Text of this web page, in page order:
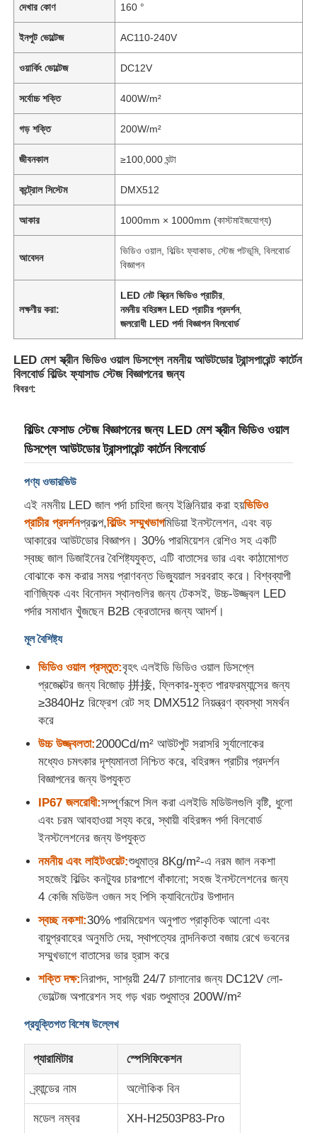
পণ্য
কারখানা ভ্রমণ
মান নিয়ন্ত্রণ
খবর
সব ক্ষেত্রেই
একটি উদ্ধৃতি অনুরোধ করুন
নেতৃত্বে জাল পর্দা
নেতৃত্বে জাল প্রদর্শন
এলইডি স্বচ্ছ ফিল্ম স্ক্রিন
স্বচ্ছ LED ডিসপ্লে
ড্রোন উড়ন্ত এলইডি স্ক্রিন
হলোগ্রাফিক এলইডি স্ক্রিন
নেতৃত্বাধীন গ্রিল স্ক্রিন
স্বচ্ছ ডিসপ্লে স্ক্রিন
দেখার কোণ 160 °
ইনপুট ভোল্টেজ AC110-240V
ওয়ার্কিং ভোল্টেজ DC12V
সর্বোচ্চ শক্তি 400W/m²
গড় শক্তি 200W/m²
জীবনকাল ≥100,000 ঘন্টা
কন্ট্রোল সিস্টেম DMX512
আকার 1000mm × 1000mm (কাস্টমাইজযোগ্য)
আবেদন
ভিডিও ওয়াল, বিল্ডিং ফ্যাকাড, স্টেজ পটভূমি, বিলবোর্ড
বিজ্ঞাপন
লক্ষণীয় করা:
LED নেট স্ক্রিন ভিডিও প্রাচীর,
নমনীয় বহিরঙ্গন LED প্রাচীর প্রদর্শন,
জলরোধী LED পর্দা বিজ্ঞাপন বিলবোর্ড
LED মেশ স্ক্রীন ভিডিও ওয়াল ডিসপ্লে নমনীয় আউটডোর ট্রান্সপারেন্ট কার্টেন
বিলবোর্ড বিল্ডিং ফ্যাসাড স্টেজ বিজ্ঞাপনের জন্য
বিবরণ:
বিল্ডিং ফেসাড স্টেজ বিজ্ঞাপনের জন্য LED মেশ স্ক্রীন ভিডিও ওয়াল
ডিসপ্লে আউটডোর ট্রান্সপারেন্ট কার্টেন বিলবোর্ড
পণ্য ওভারভিউ
এই নমনীয় LED জাল পর্দা চাহিদা জন্য ইঞ্জিনিয়ার করা হয়ভিডিও
প্রাচীর প্রদর্শনপ্রকল্প,বিল্ডিং সম্মুখভাগমিডিয়া ইনস্টলেশন, এবং বড়
আকারের আউটডোর বিজ্ঞাপন। 30% পারমিয়েশন রেশিও সহ একটি
স্বচ্ছ জাল ডিজাইনের বৈশিষ্ট্যযুক্ত, এটি বাতাসের ভার এবং কাঠামোগত
বোঝাকে কম করার সময় প্রাণবন্ত ভিজ্যুয়াল সরবরাহ করে। বিশ্বব্যাপী
বাণিজ্যিক এবং বিনোদন স্থানগুলির জন্য টেকসই, উচ্চ-উজ্জ্বল LED
পর্দার সমাধান খুঁজছেন B2B ক্রেতাদের জন্য আদর্শ।
মূল বৈশিষ্ট্য
ভিডিও ওয়াল প্রস্তুত:বৃহৎ এলইডি ভিডিও ওয়াল ডিসপ্লে
প্রজেক্টের জন্য বিজোড় 拼接, ফ্লিকার-মুক্ত পারফরম্যান্সের জন্য
≥3840Hz রিফ্রেশ রেট সহ DMX512 নিয়ন্ত্রণ ব্যবস্থা সমর্থন
করে
উচ্চ উজ্জ্বলতা:2000Cd/m² আউটপুট সরাসরি সূর্যালোকের
মধ্যেও চমৎকার দৃশ্যমানতা নিশ্চিত করে, বহিরঙ্গন প্রাচীর প্রদর্শন
বিজ্ঞাপনের জন্য উপযুক্ত
IP67 জলরোধী:সম্পূর্ণরূপে সিল করা এলইডি মডিউলগুলি বৃষ্টি, ধুলো
এবং চরম আবহাওয়া সহ্য করে, স্থায়ী বহিরঙ্গন পর্দা বিলবোর্ড
ইনস্টলেশনের জন্য উপযুক্ত
নমনীয় এবং লাইটওয়েট:শুধুমাত্র 8Kg/m²-এ নরম জাল নকশা
সহজেই বিল্ডিং কনট্যুর চারপাশে বাঁকানো; সহজ ইনস্টলেশনের জন্য
4 কেজি মডিউল ওজন সহ পিসি ক্যাবিনেটের উপাদান
স্বচ্ছ নকশা:30% পারমিয়েশন অনুপাত প্রাকৃতিক আলো এবং
বায়ুপ্রবাহের অনুমতি দেয়, স্থাপত্যের নান্দনিকতা বজায় রেখে ভবনের
সম্মুখভাগে বাতাসের ভার হ্রাস করে
শক্তি দক্ষ:নিরাপদ, সাশ্রয়ী 24/7 চালানোর জন্য DC12V লো-
ভোল্টেজ অপারেশন সহ গড় খরচ শুধুমাত্র 200W/m²
প্রযুক্তিগত বিশেষ উল্লেখ
প্যারামিটার স্পেসিফিকেশন
ব্র্যান্ডের নাম অলৌকিক বিন
মডেল নম্বর XH-H2503P83-Pro